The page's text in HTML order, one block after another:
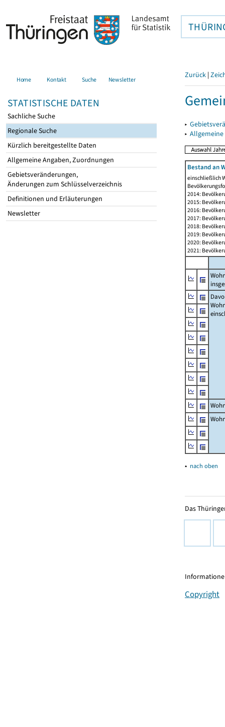
Home Kontakt Suche Newsletter
STATISTISCHE DATEN
Sachliche Suche
Regionale Suche
Kürzlich bereitgestellte Daten
Allgemeine Angaben, Zuordnungen
Gebietsveränderungen,
Änderungen zum Schlüsselverzeichnis
Definitionen und Erläuterungen
Newsletter
Zurück |
▸
▸
Bestand an
einschließlich
2014:
2015:
2016:
2017:
2018:
2019:
2020:
2021:
▴ nach oben
Das
Copyright